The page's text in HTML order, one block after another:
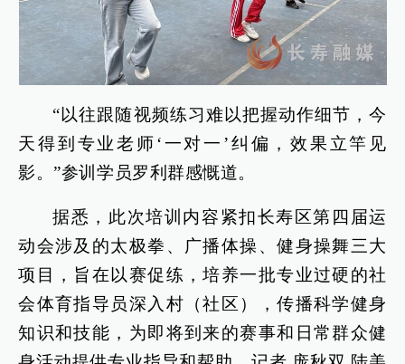
“以往跟随视频练习难以把握动作细节，今
天得到专业老师‘一对一’纠偏，效果立竿见
影。”参训学员罗利群感慨道。
据悉，此次培训内容紧扣长寿区第四届运
动会涉及的太极拳、广播体操、健身操舞三大
项目，旨在以赛促练，培养一批专业过硬的社
会体育指导员深入村（社区），传播科学健身
知识和技能，为即将到来的赛事和日常群众健